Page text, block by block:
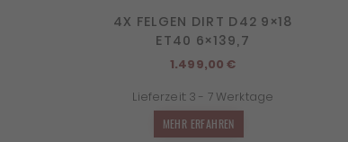
4X FELGEN DIRT D42 9×18
ET40 6×139,7
1.499,00€
Lieferzeit: 3 - 7 Werktage
MEHR ERFAHREN